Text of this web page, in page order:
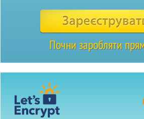
Почни заробляти